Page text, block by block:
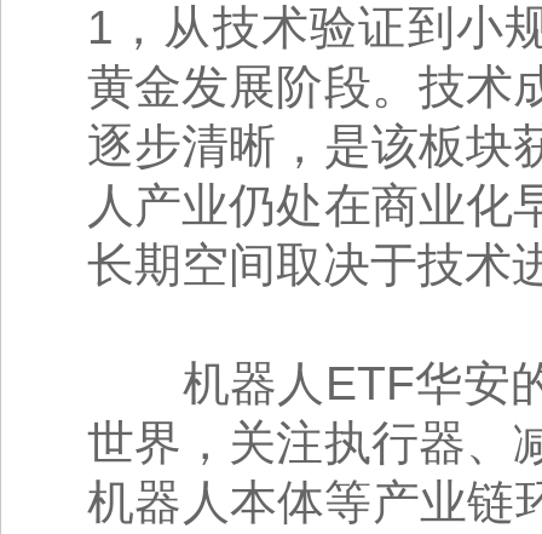
1，从技术验证到小
黄金发展阶段。技术
逐步清晰，是该板块
人产业仍处在商业化
长期空间取决于技术
机器人ETF华安的
世界，关注执行器、
机器人本体等产业链